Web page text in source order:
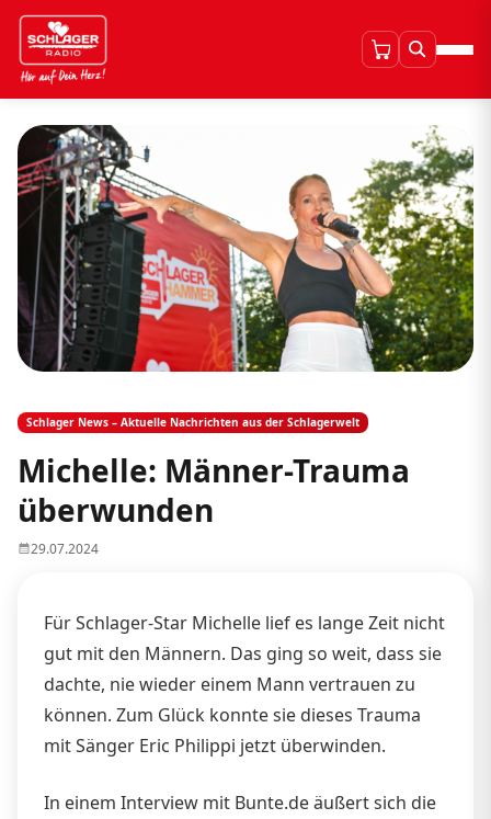
Schlager News – Aktuelle Nachrichten aus der Schlagerwelt
Michelle: Männer-Trauma
überwunden
29.07.2024
Für Schlager-Star Michelle lief es lange Zeit nicht
gut mit den Männern. Das ging so weit, dass sie
dachte, nie wieder einem Mann vertrauen zu
können. Zum Glück konnte sie dieses Trauma
mit Sänger Eric Philippi jetzt überwinden.
In einem Interview mit Bunte.de äußert sich die